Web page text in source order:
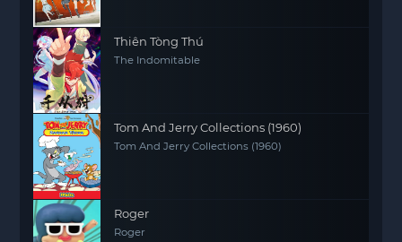
Thiên Tòng Thú
The Indomitable
Tom And Jerry Collections (1960)
Tom And Jerry Collections (1960)
Roger
Roger